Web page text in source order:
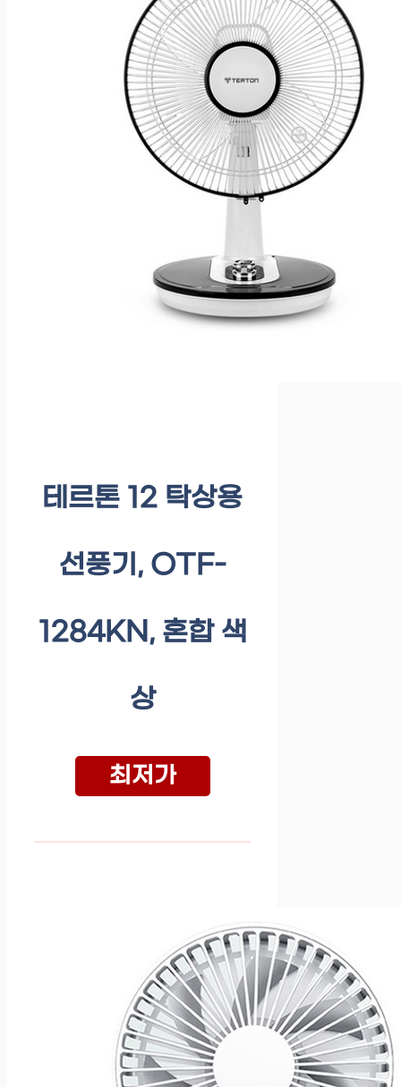
테르톤 12 탁상용
선풍기, OTF-
1284KN, 혼합 색
상
최저가